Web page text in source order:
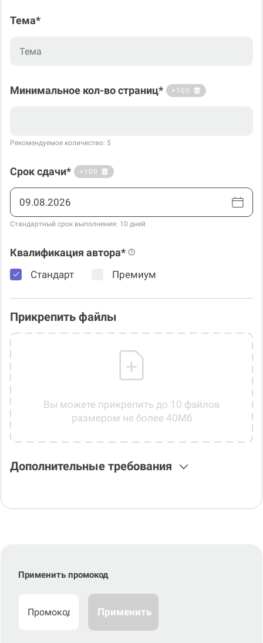
Тема*
Минимальное кол-во страниц* +100
Рекомендуемое количество: 5
Срок сдачи* +100
Стандартный срок выполнения: 10 дней
Квалификация автора*
Стандарт Премиум
Прикрепить файлы
Вы можете прикрепить до 10 файлов
размером не более 40Мб
Дополнительные требования
Применить промокод
Применить